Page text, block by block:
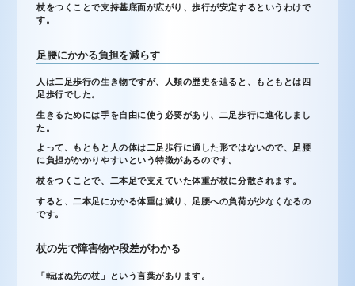
杖をつくことで支持基底面が広がり、歩行が安定するというわけで
す。
足腰にかかる負担を減らす
人は二足歩行の生き物ですが、人類の歴史を辿ると、もともとは四
足歩行でした。
生きるためには手を自由に使う必要があり、二足歩行に進化しまし
た。
よって、もともと人の体は二足歩行に適した形ではないので、足腰
に負担がかかりやすいという特徴があるのです。
杖をつくことで、二本足で支えていた体重が杖に分散されます。
すると、二本足にかかる体重は減り、足腰への負荷が少なくなるの
です。
杖の先で障害物や段差がわかる
「転ばぬ先の杖」という言葉があります。